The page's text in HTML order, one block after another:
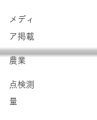
メディ
ア掲載
農業
点検測
量